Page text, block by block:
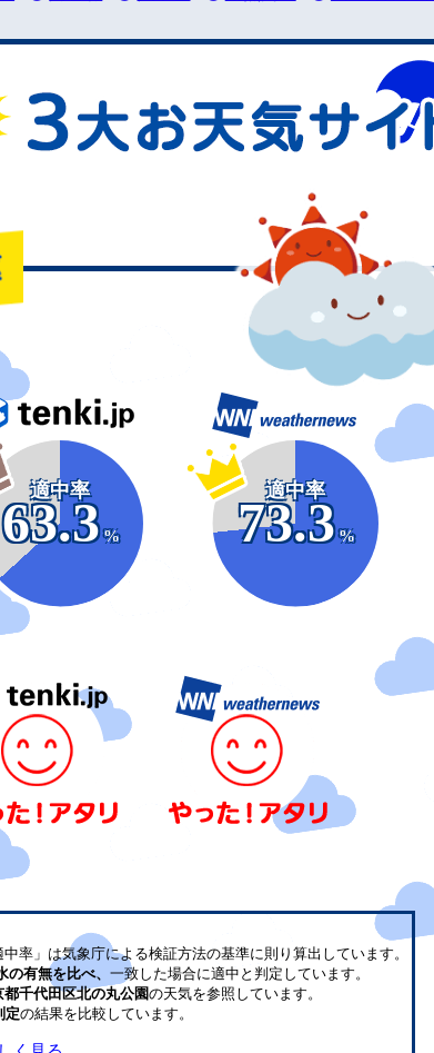
適中率
63.3
%
適中率
73.3
%
率」は気象庁による検証方法の基準に則り算出しています。
有無を比べ、 一致した場合に適中と判定しています。
都千代田区北の丸公園の天気を参照しています。
定の結果を比較しています。